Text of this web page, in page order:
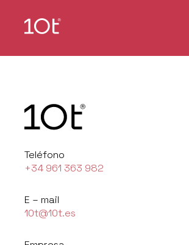
Teléfono
+34 961 363 982
E – mail
10t@10t.es